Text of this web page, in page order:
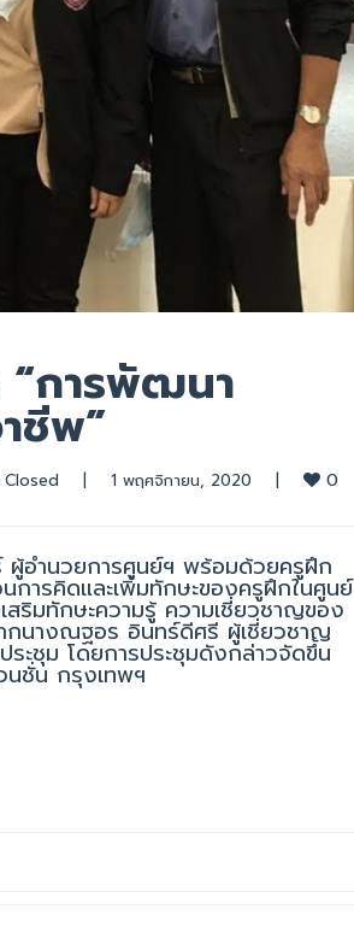
“การพัฒนา
ชีพ”
| 1 พฤศจิกายน, 2020 | 0
ผู้อำนวยการศูนย์ฯ พร้อมด้วยครูฝึก
การคิดและเพิ่มทักษะของครูฝึกในศูนย์
ริมทักษะความรู้ ความเชี่ยวชาญของ
กนางณฐอร อินทร์ดีศรี ผู้เชี่ยวชาญ
ะชุม โดยการประชุมดังกล่าวจัดขึ้น
นชั่น กรุงเทพฯ